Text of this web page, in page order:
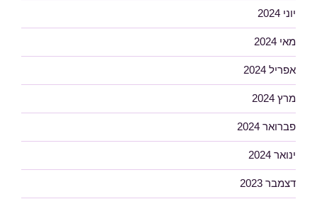
יוני 2024
מאי 2024
אפריל 2024
מרץ 2024
פברואר 2024
ינואר 2024
דצמבר 2023